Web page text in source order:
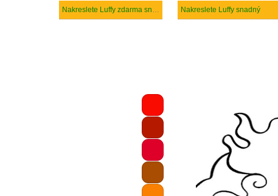
Nakreslete Luffy snadný